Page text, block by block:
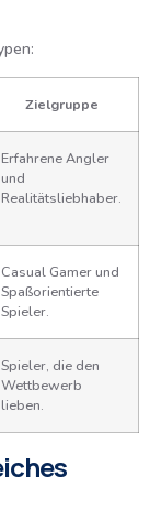
Zielgruppe
Erfahrene Angler
und
Realitätsliebhaber.
Casual Gamer und
Spaßorientierte
Spieler.
Spieler, die den
Wettbewerb
lieben.